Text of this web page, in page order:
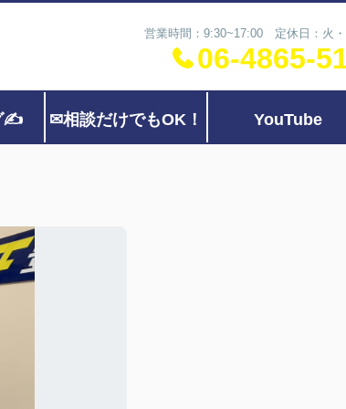
営業時間：9:30~17:00 定休日：火・
06-4865-
✍ ✉相談だけでもOK！ YouTube